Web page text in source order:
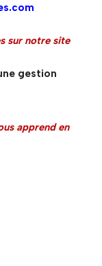
sur notre site
gestion
apprend en